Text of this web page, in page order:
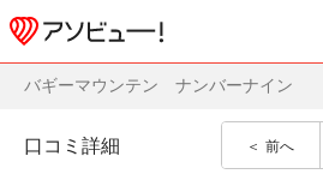
バギーマウンテン ナンバーナイン
前へ
口コミ詳細